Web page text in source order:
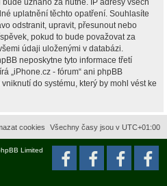
uznáno za nutné. IP adresy všech
uplatnění těchto opatření. Souhlasíte
odstranit, upravit, přesunout nebo
pokud to bude považovat za
údaji uloženými v databázi.
neposkytne tyto informace třetí
„iPhone.cz - fórum“ ani phpBB
do systému, který by mohl vést ke
Všechny časy jsou v UTC+01:00
cookies
Limited